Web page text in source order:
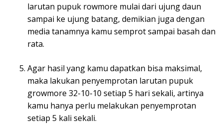
larutan pupuk rowmore mulai dari ujung daun
sampai ke ujung batang, demikian juga dengan
media tanamnya kamu semprot sampai basah dan
rata.
Agar hasil yang kamu dapatkan bisa maksimal,
maka lakukan penyemprotan larutan pupuk
growmore 32-10-10 setiap 5 hari sekali, artinya
kamu hanya perlu melakukan penyemprotan
setiap 5 kali sekali.